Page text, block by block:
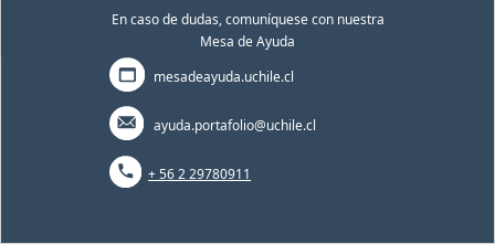
En caso de dudas, comuníquese con nuestra
Mesa de Ayuda
mesadeayuda.uchile.cl
ayuda.portafolio@uchile.cl
+ 56 2 29780911